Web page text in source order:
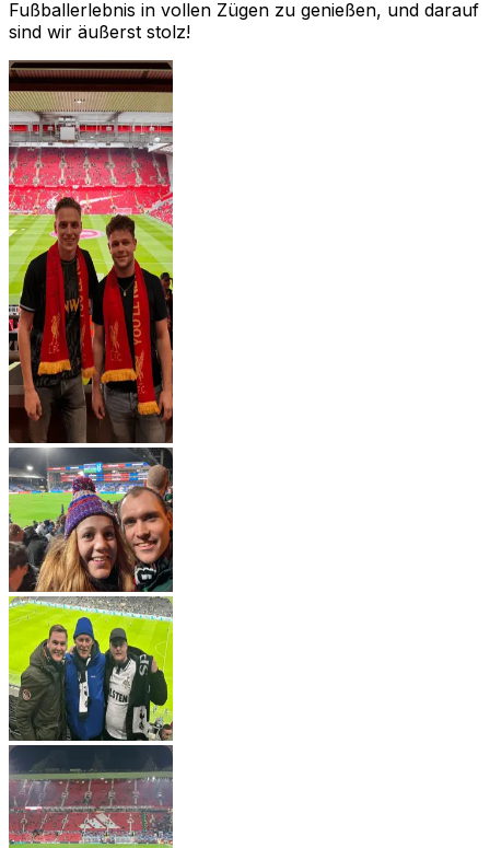
Fußballerlebnis in vollen Zügen zu genießen, und darauf
sind wir äußerst stolz!